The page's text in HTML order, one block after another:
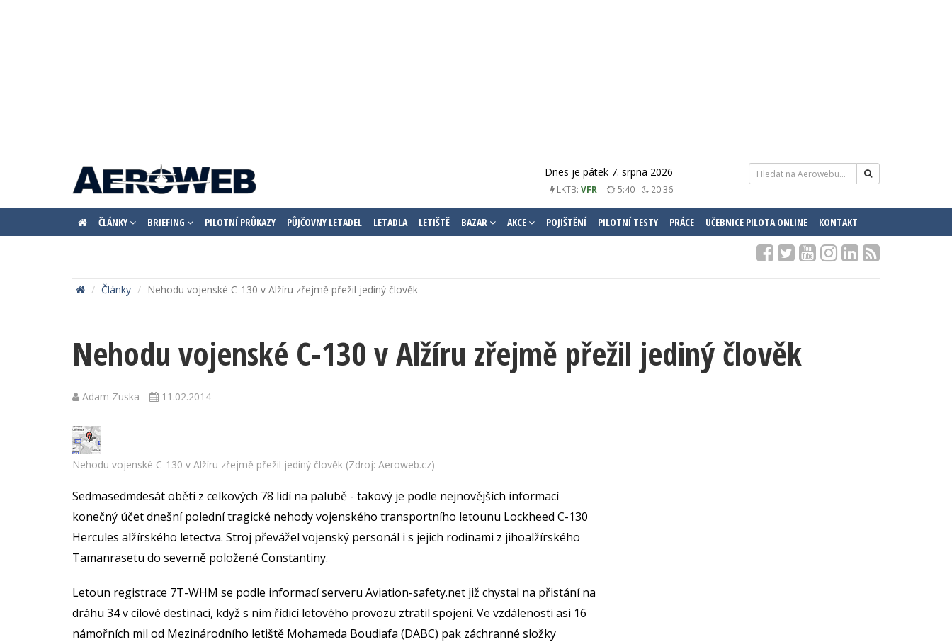
Dnes je pátek 7. srpna 2026
LKTB: VFR 5:40 20:36
ČLÁNKY BRIEFING PILOTNÍ PRŮKAZY PŮJČOVNY LETADEL LETADLA LETIŠTĚ BAZAR AKCE POJIŠTĚNÍ PILOTNÍ TESTY PRÁCE UČEBNICE PILOTA ONLINE KONTAKT
Články Nehodu vojenské C-130 v Alžíru zřejmě přežil jediný člověk
Nehodu vojenské C-130 v Alžíru zřejmě přežil jediný člověk
Adam Zuska 11.02.2014
Nehodu vojenské C-130 v Alžíru zřejmě přežil jediný člověk (Zdroj: Aeroweb.cz)
Sedmasedmdesát obětí z celkových 78 lidí na palubě - takový je podle nejnovějších informací
konečný účet dnešní polední tragické nehody vojenského transportního letounu Lockheed C-130
Hercules alžírského letectva. Stroj převážel vojenský personál i s jejich rodinami z jihoalžírského
Tamanrasetu do severně položené Constantiny.
Letoun registrace 7T-WHM se podle informací serveru Aviation-safety.net již chystal na přistání na
dráhu 34 v cílové destinaci, když s ním řídicí letového provozu ztratil spojení. Ve vzdálenosti asi 16
námořních mil od Mezinárodního letiště Mohameda Boudiafa (DABC) pak záchranné složky